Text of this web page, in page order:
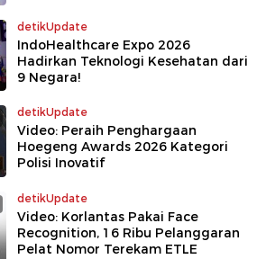
detikUpdate
IndoHealthcare Expo 2026
Hadirkan Teknologi Kesehatan dari
9 Negara!
detikUpdate
Video: Peraih Penghargaan
Hoegeng Awards 2026 Kategori
Polisi Inovatif
detikUpdate
Video: Korlantas Pakai Face
Recognition, 16 Ribu Pelanggaran
Pelat Nomor Terekam ETLE